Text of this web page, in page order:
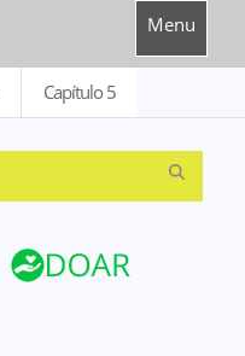
Menu
Capítulo 5